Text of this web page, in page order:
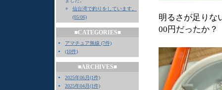
仙台湾で釣りをしています。
(05/06)
■CATEGORIES■
アマチュア無線 (7件)
(10件)
■ARCHIVES■
2025年06月(1件)
2025年04月(1件)
明るさが足りな
00円だったか？